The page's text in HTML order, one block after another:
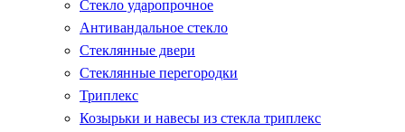
Стекло ударопрочное
Антивандальное стекло
Стеклянные двери
Стеклянные перегородки
Триплекс
Козырьки и навесы из стекла триплекс